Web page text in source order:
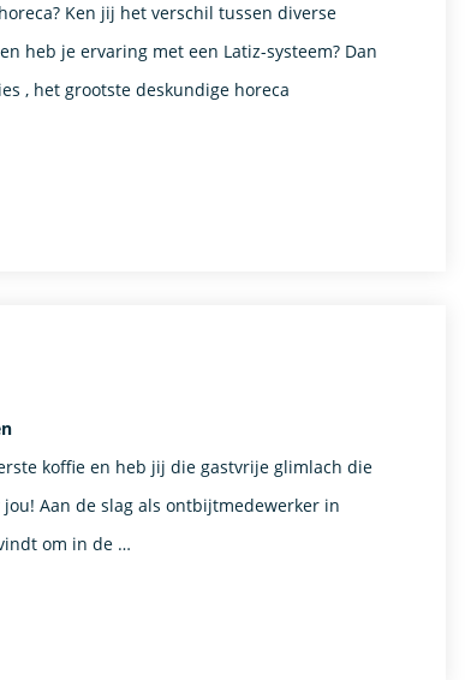
Ken jij het verschil tussen diverse
heb je ervaring met een Latiz-systeem? Dan
, het grootste deskundige horeca
koffie en heb jij die gastvrije glimlach die
Aan de slag als ontbijtmedewerker in
om in de …